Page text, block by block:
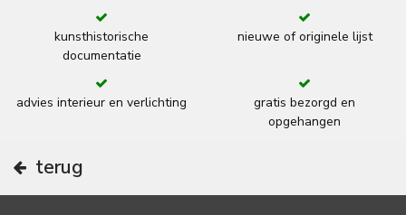
kunsthistorische
documentatie
nieuwe of originele lijst
advies interieur en verlichting
gratis bezorgd en
opgehangen
terug